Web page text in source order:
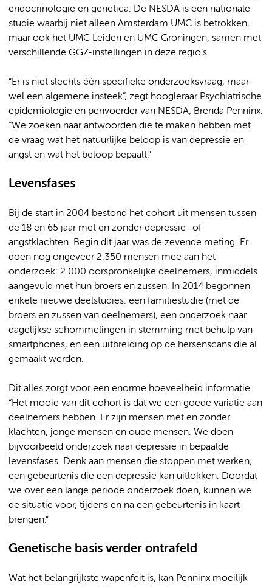
endocrinologie en genetica. De NESDA is een nationale
studie waarbij niet alleen Amsterdam UMC is betrokken,
maar ook het UMC Leiden en UMC Groningen, samen met
verschillende GGZ-instellingen in deze regio’s.
“Er is niet slechts één specifieke onderzoeksvraag, maar
wel een algemene insteek”, zegt hoogleraar Psychiatrische
epidemiologie en penvoerder van NESDA, Brenda Penninx.
“We zoeken naar antwoorden die te maken hebben met
de vraag wat het natuurlijke beloop is van depressie en
angst en wat het beloop bepaalt.”
Levensfases
Bij de start in 2004 bestond het cohort uit mensen tussen
de 18 en 65 jaar met en zonder depressie- of
angstklachten. Begin dit jaar was de zevende meting. Er
doen nog ongeveer 2.350 mensen mee aan het
onderzoek: 2.000 oorspronkelijke deelnemers, inmiddels
aangevuld met hun broers en zussen. In 2014 begonnen
enkele nieuwe deelstudies: een familiestudie (met de
broers en zussen van deelnemers), een onderzoek naar
dagelijkse schommelingen in stemming met behulp van
smartphones, en een uitbreiding op de hersenscans die al
gemaakt werden.
Dit alles zorgt voor een enorme hoeveelheid informatie.
“Het mooie van dit cohort is dat we een goede variatie aan
deelnemers hebben. Er zijn mensen met en zonder
klachten, jonge mensen en oude mensen. We doen
bijvoorbeeld onderzoek naar depressie in bepaalde
levensfases. Denk aan mensen die stoppen met werken;
een gebeurtenis die een depressie kan uitlokken. Doordat
we over een lange periode onderzoek doen, kunnen we
de situatie voor, tijdens en na een gebeurtenis in kaart
brengen.”
Genetische basis verder ontrafeld
Wat het belangrijkste wapenfeit is, kan Penninx moeilijk